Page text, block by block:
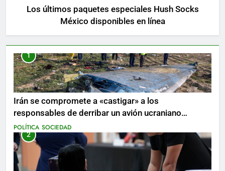
Los últimos paquetes especiales Hush Socks
México disponibles en línea
1
Irán se compromete a «castigar» a los
responsables de derribar un avión ucraniano
mientras se realizan arrestos
POLÍTICA SOCIEDAD
2